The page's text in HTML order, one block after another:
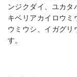
ンジクダイ、ユカタ
キベリアカイロウミ
ウミウシ、イガグリ
す。